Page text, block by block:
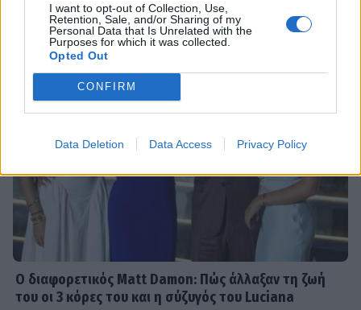
I want to opt-out of Collection, Use,
Retention, Sale, and/or Sharing of my
Personal Data that Is Unrelated with the
Purposes for which it was collected.
Opted Out
CONFIRM
Data Deletion Data Access Privacy Policy
HOLLYWOOD
Τζένιφερ Άνιστον: Το μεγάλο fitness
λάθος και η προπόνηση που κάνει
και έχει αλλάξει το σώμα της
από την άλλη είμαι και καλά μέσα
μου»
MEDIA
Αντώνιος και Κλεοπάτρα: Από το
μίσος στον απόλυτο έρωτα
Ο διαφορετικός Matt Damon: Πώς άλλαξαν τη ζωή
του οι 3 κόρες του και η σύζυγός του Luciana